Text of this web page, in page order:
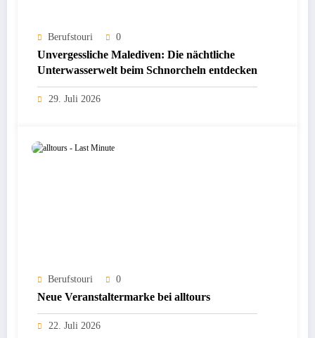
Berufstouri 0
Unvergessliche Malediven: Die nächtliche
Unterwasserwelt beim Schnorcheln entdecken
29. Juli 2026
Berufstouri 0
Neue Veranstaltermarke bei alltours
22. Juli 2026